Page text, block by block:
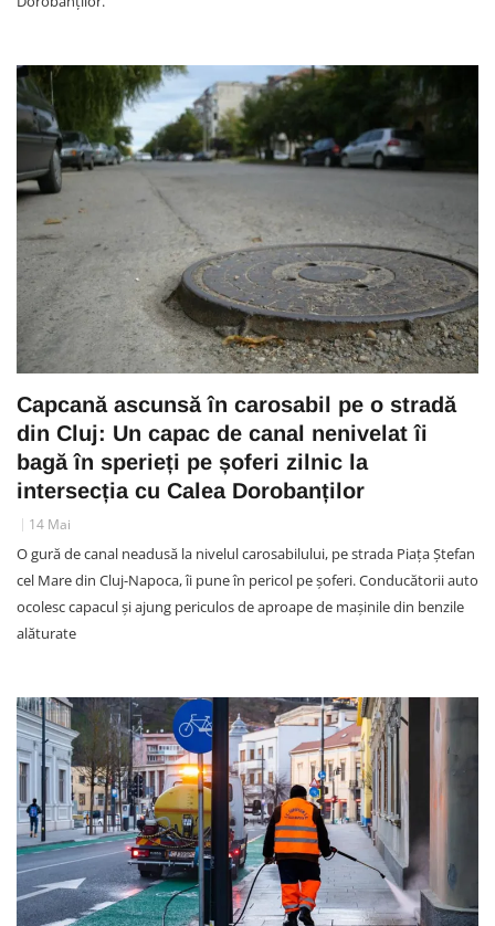
Capcană ascunsă în carosabil pe o stradă
din Cluj: Un capac de canal nenivelat îi
bagă în sperieți pe șoferi zilnic la
intersecția cu Calea Dorobanților
14 Mai
O gură de canal neadusă la nivelul carosabilului, pe strada Piața Ștefan
cel Mare din Cluj-Napoca, îi pune în pericol pe șoferi. Conducătorii auto
ocolesc capacul și ajung periculos de aproape de mașinile din benzile
alăturate